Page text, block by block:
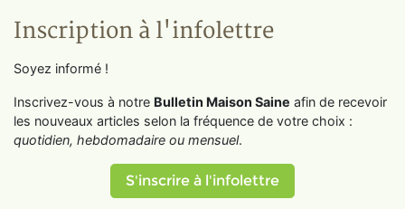
Inscription à l'infolettre
Soyez informé !
Inscrivez-vous à notre Bulletin Maison Saine afin de recevoir
les nouveaux articles selon la fréquence de votre choix :
quotidien, hebdomadaire ou mensuel.
S'inscrire à l'infolettre